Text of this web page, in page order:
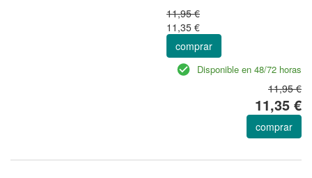
11,95 €
11,35 €
comprar
Disponible en 48/72 horas
11,95 €
11,35 €
comprar